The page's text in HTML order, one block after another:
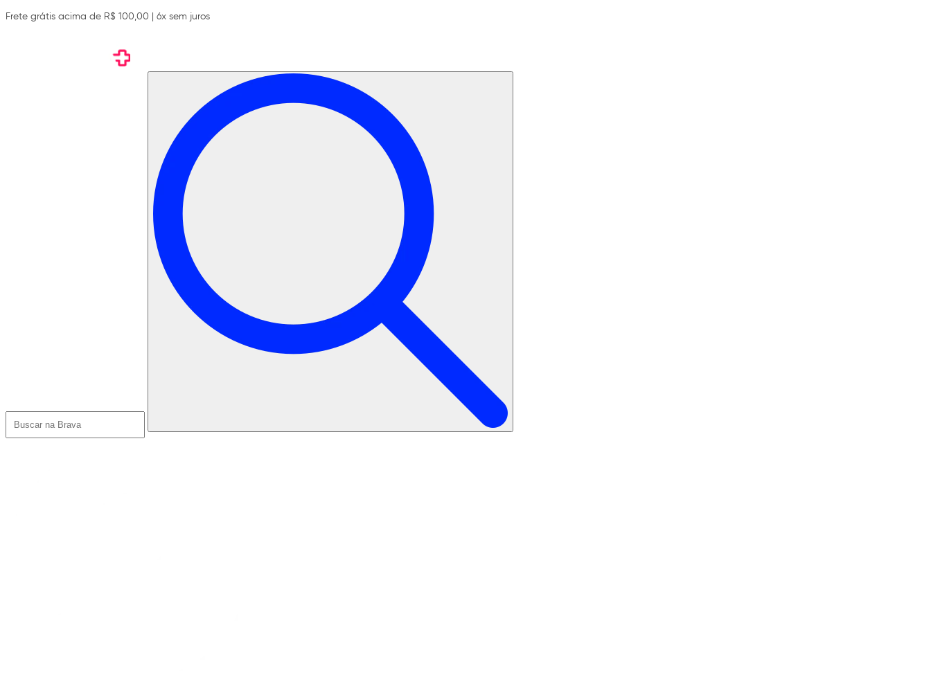
Frete grátis acima de R$ 100,00 | 6x sem juros